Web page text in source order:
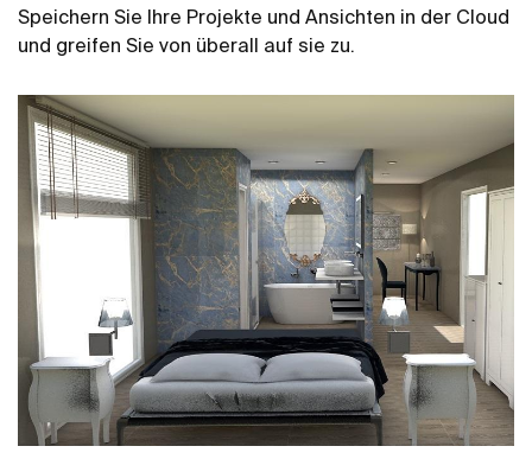
Speichern Sie Ihre Projekte und Ansichten in der Cloud
und greifen Sie von überall auf sie zu.